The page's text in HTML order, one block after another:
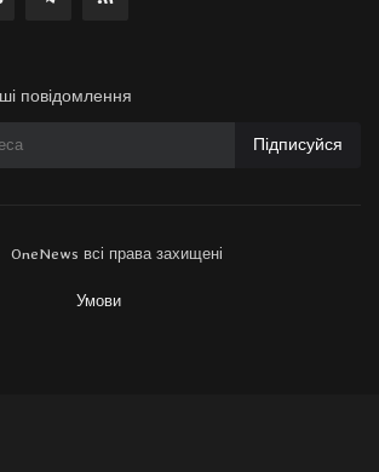
повідомлення
Підписуйся
OneNews всі права захищені
Умови